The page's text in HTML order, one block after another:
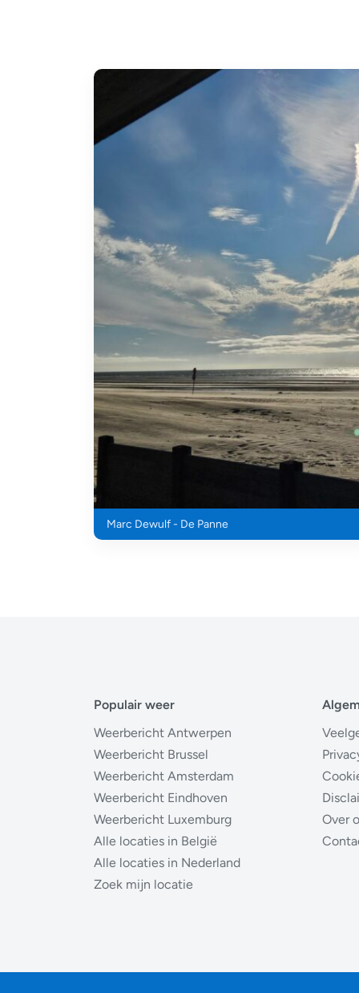
Marc Dewulf - De Panne
Populair weer
Weerbericht Antwerpen
Weerbericht Brussel
Weerbericht Amsterdam
Weerbericht Eindhoven
Weerbericht Luxemburg
Alle locaties in België
Alle locaties in Nederland
Zoek mijn locatie
Over